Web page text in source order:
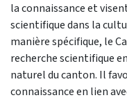
la connaissance et
scientifique dans la
manière spécifique, le
recherche scientifique
naturel du canton. Il
connaissance en lien